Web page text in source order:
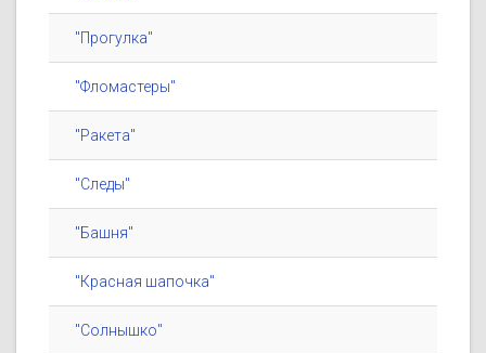
"Прогулка"
"Фломастеры"
"Ракета"
"Следы"
"Башня"
"Красная шапочка"
"Солнышко"